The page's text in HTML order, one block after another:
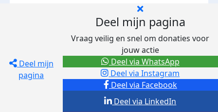
Deel mijn
pagina
Deel mijn pagina
Vraag veilig en snel om donaties voor
jouw actie
Deel via Facebook
Deel via Instagram
Deel via LinkedIn
Deel via WhatsApp